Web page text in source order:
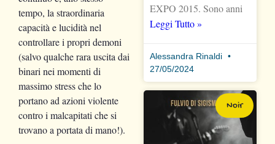
tempo, la straordinaria
capacità e lucidità nel
controllare i propri demoni
(salvo qualche rara uscita dai
binari nei momenti di
massimo stress che lo
portano ad azioni violente
contro i malcapitati che si
trovano a portata di mano!).
EXPO 2015. Sono anni
Leggi Tutto »
Alessandra Rinaldi
27/05/2024
Noir